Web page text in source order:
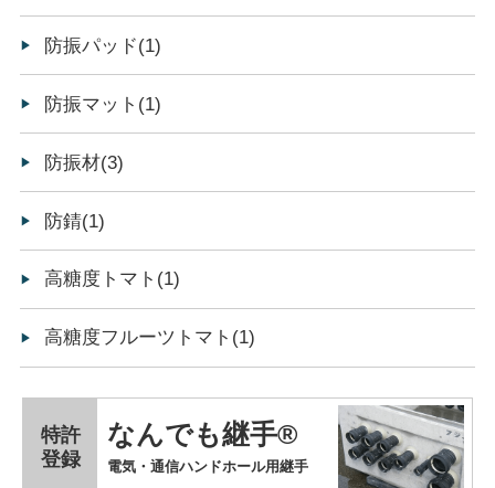
防振パッド(1)
防振マット(1)
防振材(3)
防錆(1)
高糖度トマト(1)
高糖度フルーツトマト(1)
なんでも継手®
特許
登録
電気・通信ハンドホール用継手